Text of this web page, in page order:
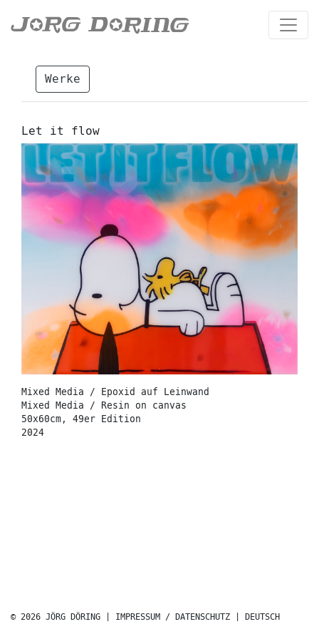
Werke
Let it flow
Mixed Media / Epoxid auf Leinwand
Mixed Media / Resin on canvas
50x60cm, 49er Edition
2024
© 2026 JÖRG DÖRING | IMPRESSUM / DATENSCHUTZ DEUTSCH